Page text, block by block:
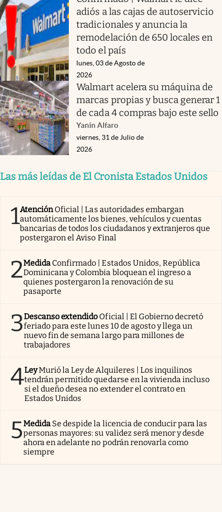
adiós a las cajas de autoservicio
tradicionales y anuncia la
remodelación de 650 locales en
todo el país
lunes, 03 de Agosto de
2026
Walmart acelera su máquina de
marcas propias y busca generar 1
de cada 4 compras bajo este sello
Yanin Alfaro
viernes, 31 de Julio de
2026
Las más leídas de El Cronista Estados Unidos
1AtenciónOficial | Las autoridades embargan
automáticamente los bienes, vehículos y cuentas
bancarias de todos los ciudadanos y extranjeros que
postergaron el Aviso Final
2Medida Confirmado | Estados Unidos, República
Dominicana y Colombia bloquean el ingreso a
quienes postergaron la renovación de su
pasaporte
3Descanso extendido Oficial | El Gobierno decretó
feriado para este lunes 10 de agosto y llega un
nuevo fin de semana largo para millones de
trabajadores
4LeyMurió la Ley de Alquileres | Los inquilinos
tendrán permitido quedarse en la vivienda incluso
si el dueño desea no extender el contrato en
Estados Unidos
5Medida Se despide la licencia de conducir para las
personas mayores: su validez será menor y desde
ahora en adelante no podrán renovarla como
siempre